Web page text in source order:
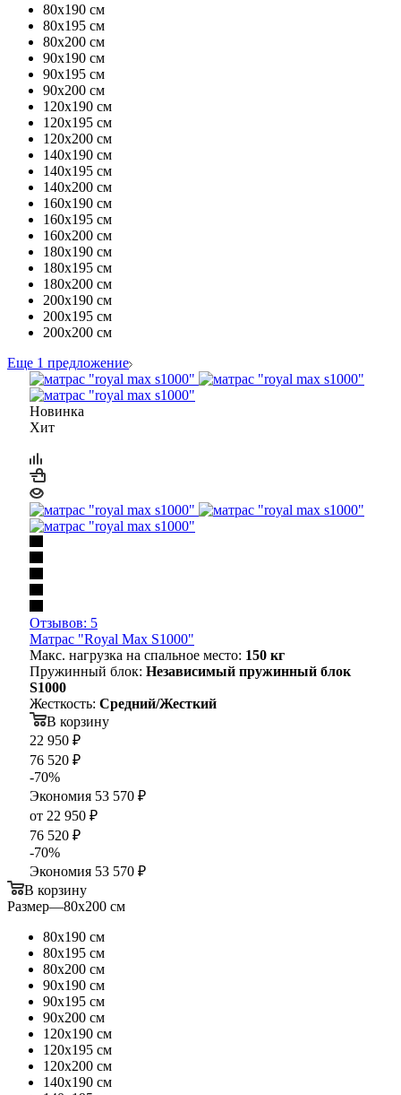
80х190 см
80х195 см
80х200 см
90х190 см
90х195 см
90х200 см
120х190 см
120х195 см
120х200 см
140х190 см
140х195 см
140х200 см
160х190 см
160х195 см
160х200 см
180х190 см
180х195 см
180х200 см
200х190 см
200х195 см
200х200 см
Еще 1 предложение
Новинка
Хит
Отзывов: 5
Матрас "Royal Max S1000"
Макс. нагрузка на спальное место: 150 кг
Пружинный блок: Независимый пружинный блок
S1000
Жесткость: Средний/Жесткий
В корзину
22 950 ₽
76 520 ₽
-70%
Экономия 53 570 ₽
от 22 950 ₽
76 520 ₽
-70%
Экономия 53 570 ₽
В корзину
Размер—80х200 см
80х190 см
80х195 см
80х200 см
90х190 см
90х195 см
90х200 см
120х190 см
120х195 см
120х200 см
140х190 см